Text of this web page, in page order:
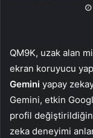
QM9K, uzak alan
ekran koruyucu
Gemini yapay
Gemini, etkin
profil
zeka deneyimi